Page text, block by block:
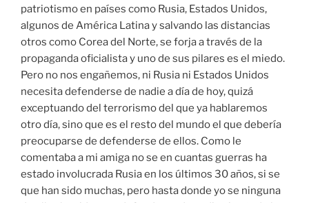
patriotismo en países como Rusia, Estados Unidos,
algunos de América Latina y salvando las distancias
otros como Corea del Norte, se forja a través de la
propaganda oficialista y uno de sus pilares es el miedo.
Pero no nos engañemos, ni Rusia ni Estados Unidos
necesita defenderse de nadie a día de hoy, quizá
exceptuando del terrorismo del que ya hablaremos
otro día, sino que es el resto del mundo el que debería
preocuparse de defenderse de ellos. Como le
comentaba a mi amiga no se en cuantas guerras ha
estado involucrada Rusia en los últimos 30 años, si se
que han sido muchas, pero hasta donde yo se ninguna